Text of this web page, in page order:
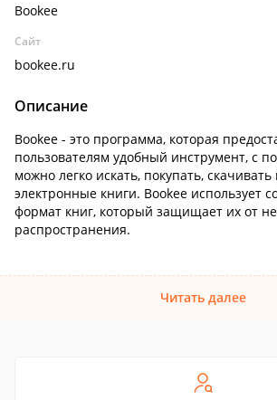
Bookee
Сайт
bookee.ru
Описание
Bookee - это программа, которая
пользователям удобный инструмент, с
можно легко искать, покупать,
электронные книги. Bookee использует
формат книг, который защищает их от
распространения.
Читать далее